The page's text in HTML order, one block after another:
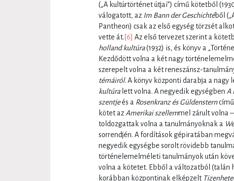
(„A kultúrtörténet útjai”) című kötetből
válogatott, az Im Bann der Geschichtéből
Pantheon) csak az első egység törzsét
vette át. [6] Az első tervezet szerint a
holland kultúra(1932) is, és könyv a
Kezdődött volna a két nagy
szerepelt volna a két reneszánsz-
témáiról. A könyv központi darabja a nagy
kultúralett volna. A negyedik egységben A
szentjeés a Rosenkranz és Güldensterncímű
kötet az Amerikai szellemmel zárult volna
toldozgattak volna a tanulmányoknak a
sorrendjén. A fordítások gépiratában
negyedik egységbe sorolt rövidebb
történelemelméleti tanulmányok után
volna a kötetet. Ebből a változatból (talán
korábban központinak elképzelt